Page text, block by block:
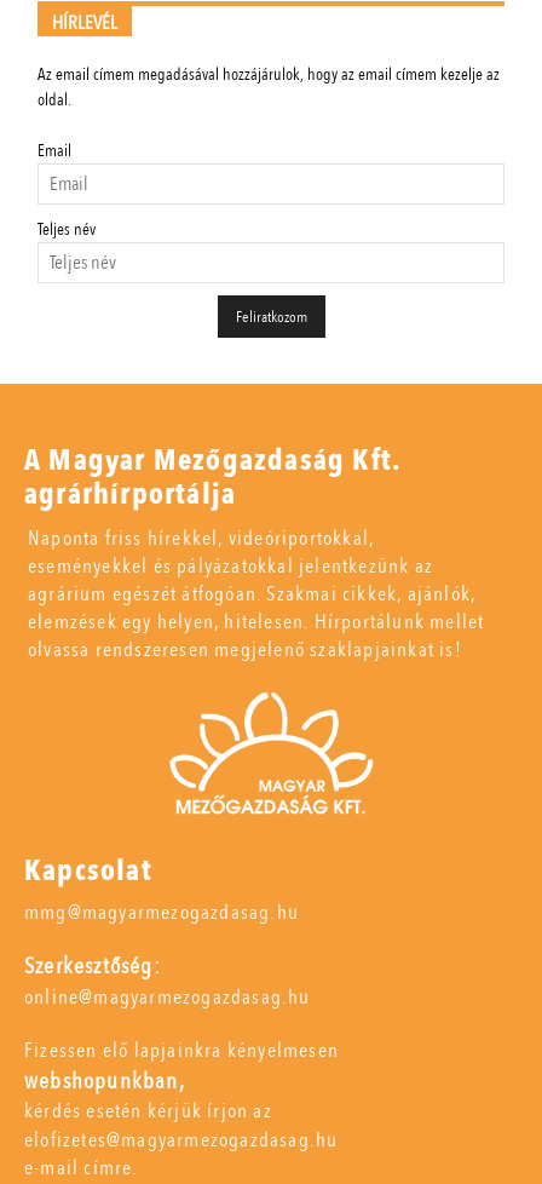
HÍRLEVÉL
Az email címem megadásával hozzájárulok, hogy az email címem kezelje az
oldal.
Email
Teljes név
A Magyar Mezőgazdaság Kft.
agrárhírportálja
Naponta friss hírekkel, videóriportokkal,
eseményekkel és pályázatokkal jelentkezünk az
agrárium egészét átfogóan. Szakmai cikkek, ajánlók,
elemzések egy helyen, hitelesen. Hírportálunk mellet
olvassa rendszeresen megjelenő szaklapjainkat is!
Kapcsolat
mmg@magyarmezogazdasag.hu
Szerkesztőség:
online@magyarmezogazdasag.hu
Fizessen elő lapjainkra kényelmesen
webshopunkban,
kérdés esetén kérjük írjon az
elofizetes@magyarmezogazdasag.hu
e-mail címre.